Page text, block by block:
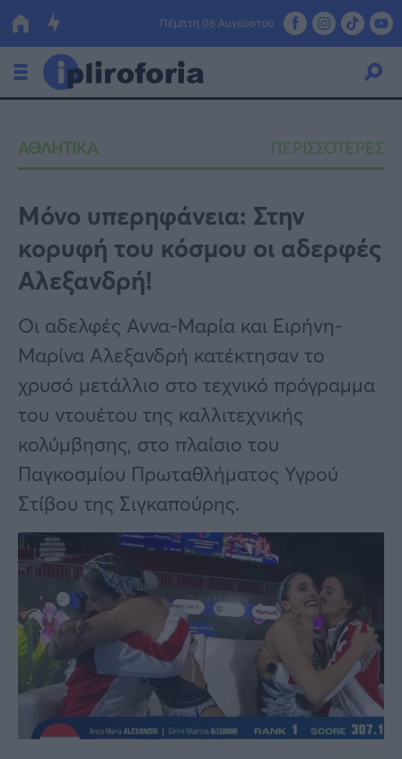
Πέμπτη 06 Αυγούστου
Οικονομία
Πολιτική
Τράπεζες
Επιδοτήσεις
ΕΣΠΑ
Κόσμος
Lifestyle
Αθλητικά
Υγεία
Γυναίκα
Καιρός
ΑΘΛΗΤΙΚΑ ΠΕΡΙΣΣΟΤΕΡΕΣ
Μόνο υπερηφάνεια: Στην
κορυφή του κόσμου οι αδερφές
Αλεξανδρή!
Οι αδελφές Αννα-Μαρία και Ειρήνη-
Μαρίνα Αλεξανδρή κατέκτησαν το
χρυσό μετάλλιο στο τεχνικό πρόγραμμα
του ντουέτου της καλλιτεχνικής
κολύμβησης, στο πλαίσιο του
Παγκοσμίου Πρωταθλήματος Υγρού
Στίβου της Σιγκαπούρης.